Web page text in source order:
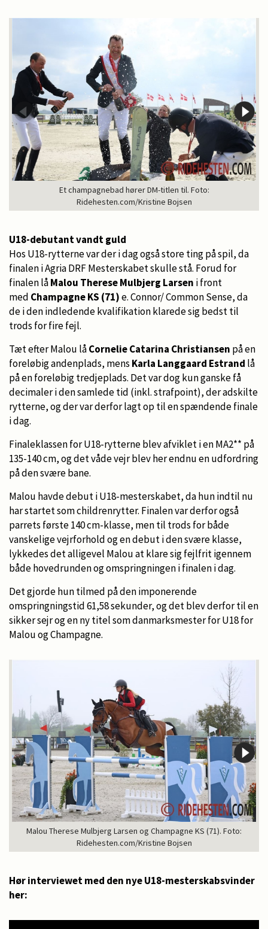
Et champagnebad hører DM-titlen til. Foto:
Ridehesten.com/Kristine Bojsen
U18-debutant vandt guld
Hos U18-rytterne var der i dag også store ting på spil, da
finalen i Agria DRF Mesterskabet skulle stå. Forud for
finalen låMalou Therese Mulbjerg Larsen i front
med Champagne KS (71)e. Connor/ Common Sense, da
de i den indledende kvalifikation klarede sig bedst til
trods for fire fejl.
Tæt efter Malou låCornelie Catarina Christiansen på en
foreløbig andenplads, mens Karla Langgaard Estrand lå
på en foreløbig tredjeplads. Det var dog kun ganske få
decimaler i den samlede tid (inkl. strafpoint), der adskilte
rytterne, og der var derfor lagt op til en spændende finale
i dag.
Finaleklassen for U18-rytterne blev afviklet i en MA2** på
135-140 cm, og det våde vejr blev her endnu en udfordring
på den svære bane.
Malou havde debut i U18-mesterskabet, da hun indtil nu
har startet som childrenrytter. Finalen var derfor også
parrets første 140 cm-klasse, men til trods for både
vanskelige vejrforhold og en debut i den svære klasse,
lykkedes det alligevel Malou at klare sig fejlfrit igennem
både hovedrunden og omspringningen i finalen i dag.
Det gjorde hun tilmed på den imponerende
omspringningstid 61,58 sekunder, og det blev derfor til en
sikker sejr og en ny titel som danmarksmester for U18 for
Malou og Champagne.
Malou Therese Mulbjerg Larsen og Champagne KS (71). Foto:
Ridehesten.com/Kristine Bojsen
Hør interviewet med den nye U18-mesterskabsvinder
her: